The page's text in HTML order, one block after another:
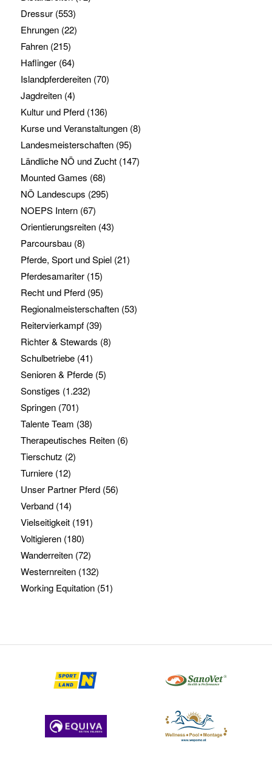
Dressur(553)
Ehrungen(22)
Fahren(215)
Haflinger(64)
Islandpferdereiten(70)
Jagdreiten(4)
Kultur und Pferd(136)
Kurse und Veranstaltungen(8)
Landesmeisterschaften(95)
Ländliche NÖ und Zucht(147)
Mounted Games (68)
NÖ Landescups (295)
NOEPS Intern(67)
Orientierungsreiten(43)
Parcoursbau(8)
Pferde, Sport und Spiel(21)
Pferdesamariter(15)
Recht und Pferd(95)
Regionalmeisterschaften(53)
Reitervierkampf(39)
Richter & Stewards (8)
Schulbetriebe(41)
Senioren & Pferde(5)
Sonstiges (1.232)
Springen(701)
Talente Team (38)
Therapeutisches Reiten(6)
Tierschutz (2)
Turniere(12)
Unser Partner Pferd(56)
Verband(14)
Vielseitigkeit(191)
Voltigieren(180)
Wanderreiten(72)
Westernreiten(132)
Working Equitation(51)